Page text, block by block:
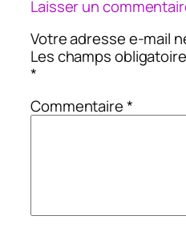
Laisser un
Votre adresse e-mail
Les champs
*
Commentaire*